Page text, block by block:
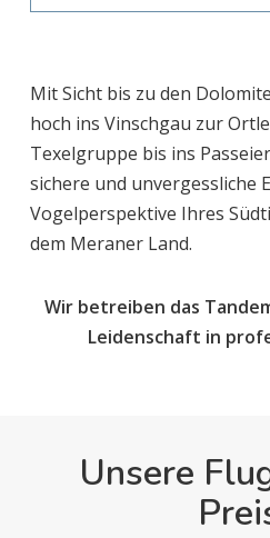
Mit Sicht bis zu den
hoch ins Vinschgau zur
Texelgruppe bis ins
sichere und unvergessliche
Vogelperspektive Ihres
dem Meraner Land.
Wir betreiben das
Leidenschaft in
Unsere